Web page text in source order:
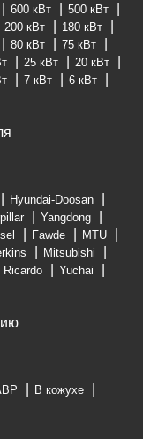
600 кВт
500 кВт
200 кВт
180 кВт
80 кВт
75 кВт
25 кВт
20 кВт
7 кВт
6 кВт
Hyundai-Doosan
Yangdong
Fawde
MTU
Mitsubishi
Ricardo
Yuchai
В кожухе